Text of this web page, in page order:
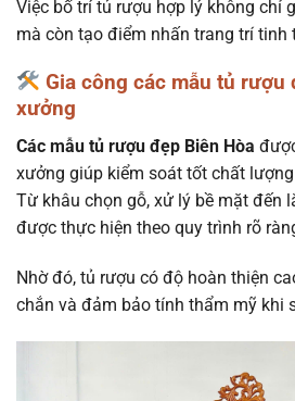
Việc bố trí tủ rượu hợp lý không chỉ
mà còn tạo điểm nhấn trang trí tinh
Gia công các mẫu tủ rượu
xưởng
Các mẫu tủ rượu đẹp Biên Hòa
xưởng giúp kiểm soát tốt chất
Từ khâu chọn gỗ, xử lý bề mặt đến
được thực hiện theo quy trình rõ
Nhờ đó, tủ rượu có độ hoàn thiện
chắn và đảm bảo tính thẩm mỹ khi